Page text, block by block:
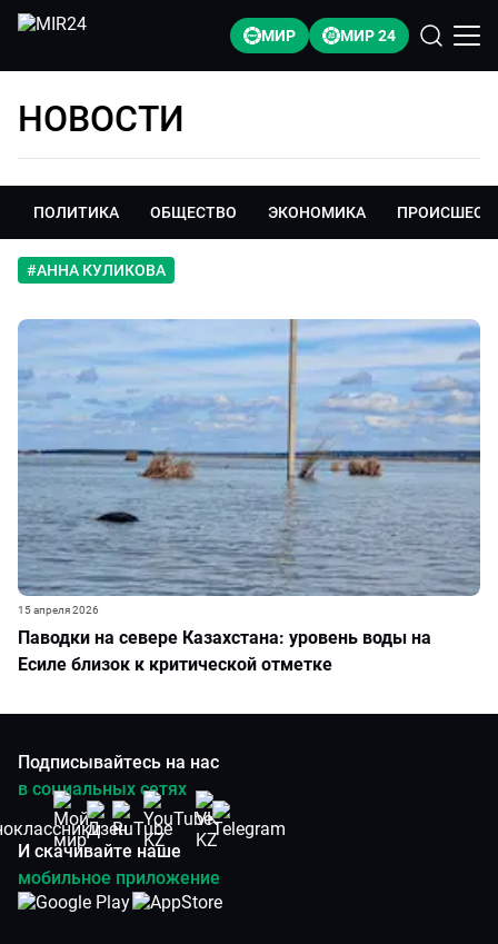
МИР МИР 24
НОВОСТИ
ПОЛИТИКА ОБЩЕСТВО ЭКОНОМИКА
#АННА КУЛИКОВА
Паводки на севере Казахстана: уровень воды на
Есиле близок к критической отметке
15 апреля 2026
Подписывайтесь на нас
в социальных сетях
И скачивайте наше
мобильное приложение